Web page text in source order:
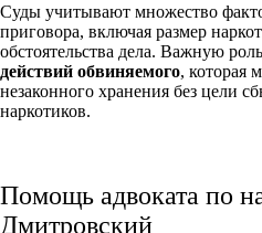
Суды учитывают множество
приговора, включая размер
обстоятельства дела. Важную
действий обвиняемого, которая
незаконного хранения без цели
наркотиков.
Помощь адвоката по
Дмитровский